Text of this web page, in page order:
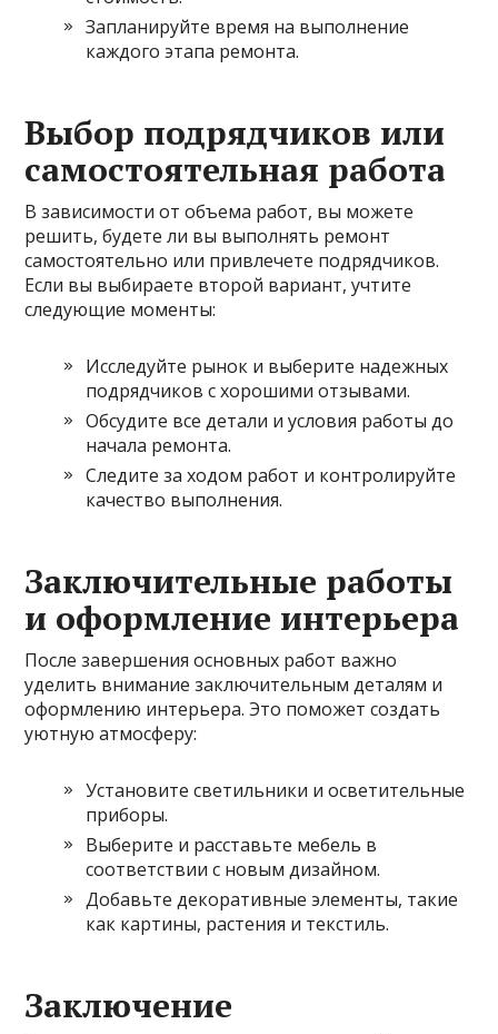
Запланируйте время на выполнение
каждого этапа ремонта.
Выбор подрядчиков или
самостоятельная работа
В зависимости от объема работ, вы можете
решить, будете ли вы выполнять ремонт
самостоятельно или привлечете подрядчиков.
Если вы выбираете второй вариант, учтите
следующие моменты:
Исследуйте рынок и выберите надежных
подрядчиков с хорошими отзывами.
Обсудите все детали и условия работы до
начала ремонта.
Следите за ходом работ и контролируйте
качество выполнения.
Заключительные работы
и оформление интерьера
После завершения основных работ важно
уделить внимание заключительным деталям и
оформлению интерьера. Это поможет создать
уютную атмосферу:
Установите светильники и осветительные
приборы.
Выберите и расставьте мебель в
соответствии с новым дизайном.
Добавьте декоративные элементы, такие
как картины, растения и текстиль.
Заключение